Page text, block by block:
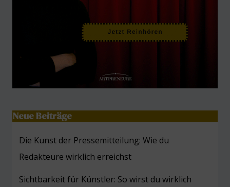
Neue Beiträge
Die Kunst der Pressemitteilung: Wie du
Redakteure wirklich erreichst
Sichtbarkeit für Künstler: So wirst du wirklich